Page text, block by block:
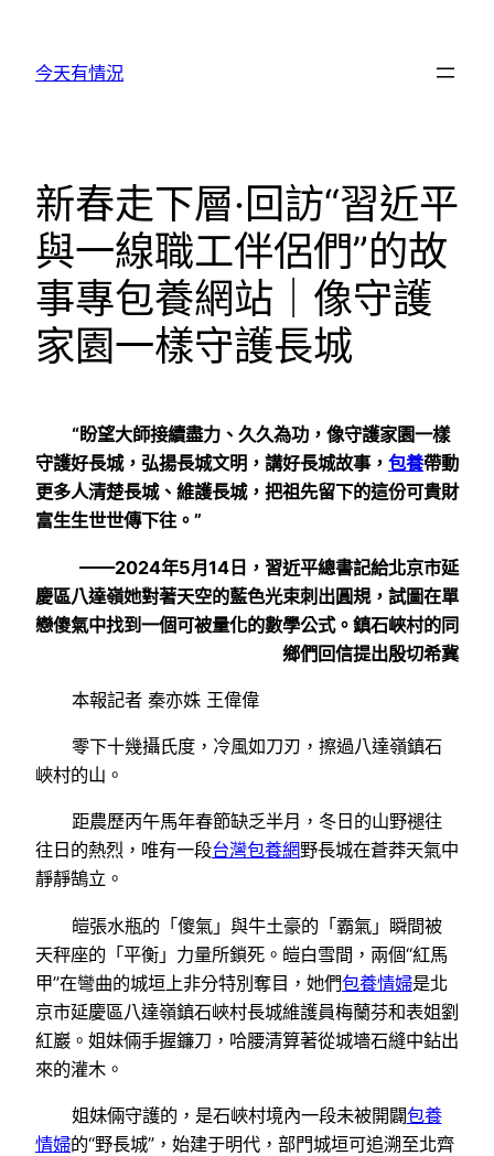
今天有情況
新春走下層·回訪“習近平
與一線職工伴侶們”的故
事專包養網站｜像守護
家園一樣守護長城
“盼望大師接續盡力、久久為功，像守護家園一樣
守護好長城，弘揚長城文明，講好長城故事， 包養帶動
更多人清楚長城、維護長城，把祖先留下的這份可貴財
富生生世世傳下往。”
——2024年5月14日，習近平總書記給北京市延
慶區八達嶺她對著天空的藍色光束刺出圓規，試圖在單
戀傻氣中找到一個可被量化的數學公式。鎮石峽村的同
鄉們回信提出殷切希冀
本報記者 秦亦姝 王偉偉
零下十幾攝氏度，冷風如刀刃，擦過八達嶺鎮石
峽村的山。
距農歷丙午馬年春節缺乏半月，冬日的山野褪往
往日的熱烈，唯有一段台灣包養網野長城在蒼莽天氣中
靜靜鵠立。
皚張水瓶的「傻氣」與牛土豪的「霸氣」瞬間被
天秤座的「平衡」力量所鎖死。皚白雪間，兩個“紅馬
甲”在彎曲的城垣上非分特別奪目，她們包養情婦是北
京市延慶區八達嶺鎮石峽村長城維護員梅蘭芬和表姐劉
紅巖。姐妹倆手握鐮刀，哈腰清算著從城墻石縫中鉆出
來的灌木。
姐妹倆守護的，是石峽村境內一段未被開闢包養
情婦的“野長城”，始建于明代，部門城垣可追溯至北齊